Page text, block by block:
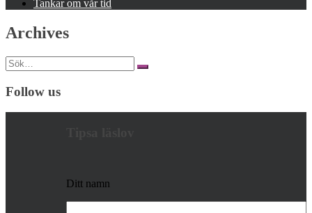
Tankar om vår tid
Archives
Search
for:
Follow us
Ditt namn